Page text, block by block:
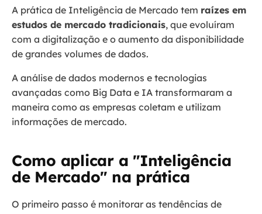
A prática de Inteligência de Mercado tem raízes em
estudos de mercado tradicionais, que evoluíram
com a digitalização e o aumento da disponibilidade
de grandes volumes de dados.
A análise de dados modernos e tecnologias
avançadas como Big Data e IA transformaram a
maneira como as empresas coletam e utilizam
informações de mercado.
Como aplicar a "Inteligência
de Mercado" na prática
O primeiro passo é monitorar as tendências de